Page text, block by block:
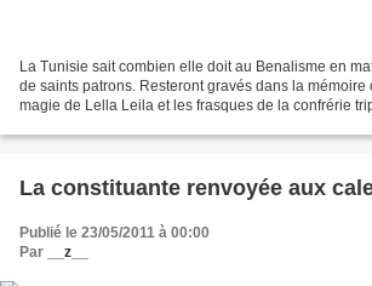
La Tunisie sait combien elle doit au Benalisme en
de saints patrons. Resteront gravés dans la mémoire
magie de Lella Leila et les frasques de la confrérie
La constituante renvoyée aux
Publié le 23/05/2011 à 00:00
Par
__z__